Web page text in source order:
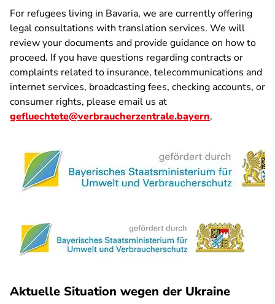
For refugees living in Bavaria, we are currently offering
legal consultations with translation services. We will
review your documents and provide guidance on how to
proceed. If you have questions regarding contracts or
complaints related to insurance, telecommunications and
internet services, broadcasting fees, checking accounts, or
consumer rights, please email us at
gefluechtete@verbraucherzentrale.bayern.
Aktuelle Situation wegen der Ukraine